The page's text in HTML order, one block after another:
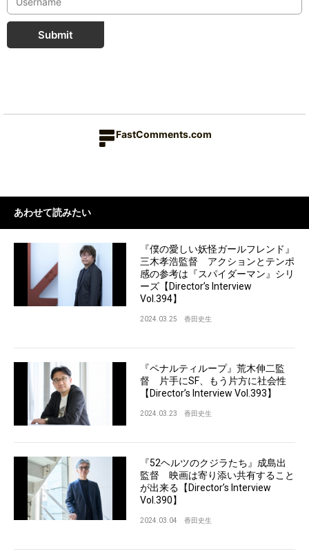
Submit
FastComments.com
あわせて読みたい
『僕の愛しい妖怪ガールフレンド』
三木孝浩監督 アクションとテンポ
感の参考は『スパイダーマン』シリ
ーズ【Director’s Interview
Vol.394】
2024.03.25 香田史生
『ペナルティループ』荒木伸二監
督 片手にSF、もう片方に社会性
【Director’s Interview Vol.393】
2024.03.23 香田史生
『52ヘルツのクジラたち』成島出
監督 映画は寄り添い共有すること
が出来る【Director’s Interview
Vol.390】
2024.03.04 香田史生